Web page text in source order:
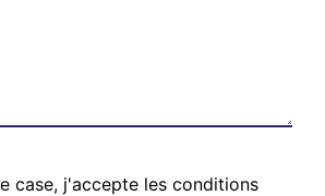
case, j'accepte les conditions